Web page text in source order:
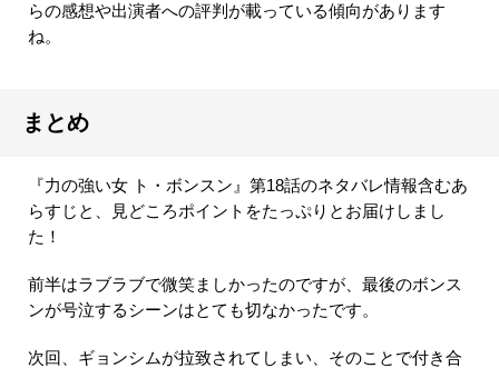
らの感想や出演者への評判が載っている傾向があります
ね。
まとめ
『力の強い女 ト・ボンスン』第18話のネタバレ情報含むあ
らすじと、見どころポイントをたっぷりとお届けしまし
た！
前半はラブラブで微笑ましかったのですが、最後のボンス
ンが号泣するシーンはとても切なかったです。
次回、ギョンシムが拉致されてしまい、そのことで付き合